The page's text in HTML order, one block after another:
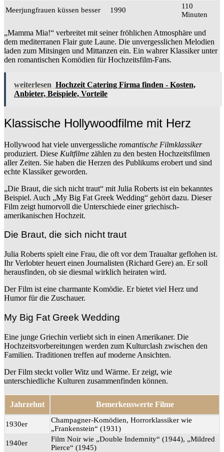
Meerjungfrauen küssen besser
1990
110
Minuten
„Mamma Mia!“ verbreitet mit seiner fröhlichen Atmosphäre und
dem mediterranen Flair gute Laune. Die unvergesslichen Melodien
laden zum Mitsingen und Mittanzen ein. Ein wahrer Klassiker unter
den romantischen Komödien für Hochzeitsfilm-Fans.
weiterlesen Hochzeit Catering Firma finden - Kosten,
Anbieter, Beispiele, Vorteile
Klassische Hollywoodfilme mit Herz
Hollywood hat viele unvergessliche romantische Filmklassiker
produziert. Diese Kultfilme zählen zu den besten Hochzeitsfilmen
aller Zeiten. Sie haben die Herzen des Publikums erobert und sind
echte Klassiker geworden.
„Die Braut, die sich nicht traut“ mit Julia Roberts ist ein bekanntes
Beispiel. Auch „My Big Fat Greek Wedding“ gehört dazu. Dieser
Film zeigt humorvoll die Unterschiede einer griechisch-
amerikanischen Hochzeit.
Die Braut, die sich nicht traut
Julia Roberts spielt eine Frau, die oft vor dem Traualtar geflohen ist.
Ihr Verlobter heuert einen Journalisten (Richard Gere) an. Er soll
herausfinden, ob sie diesmal wirklich heiraten wird.
Der Film ist eine charmante Komödie. Er bietet viel Herz und
Humor für die Zuschauer.
My Big Fat Greek Wedding
Eine junge Griechin verliebt sich in einen Amerikaner. Die
Hochzeitsvorbereitungen werden zum Kulturclash zwischen den
Familien. Traditionen treffen auf moderne Ansichten.
Der Film steckt voller Witz und Wärme. Er zeigt, wie
unterschiedliche Kulturen zusammenfinden können.
Jahrzehnt Bemerkenswerte Filme
1930er
Champagner-Komödien, Horrorklassiker wie
„Frankenstein“ (1931)
1940er
Film Noir wie „Double Indemnity“ (1944), „Mildred
Pierce“ (1945)